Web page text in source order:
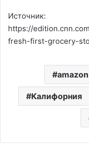
Источник:
https://
fresh-first-grocery-
amazon
Калифорния